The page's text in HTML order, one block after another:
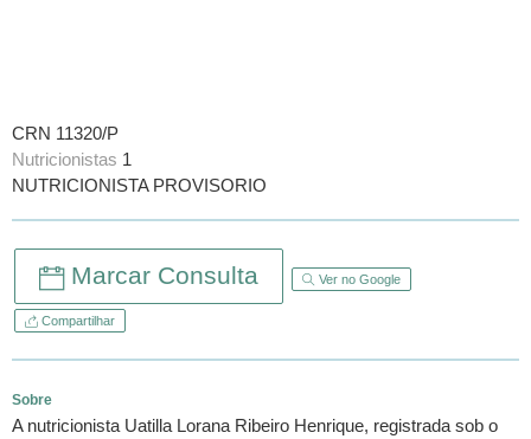
CRN 11320/P
Nutricionistas 1
NUTRICIONISTA PROVISORIO
Marcar Consulta Ver no Google
Compartilhar
Sobre
A nutricionista Uatilla Lorana Ribeiro Henrique, registrada sob o